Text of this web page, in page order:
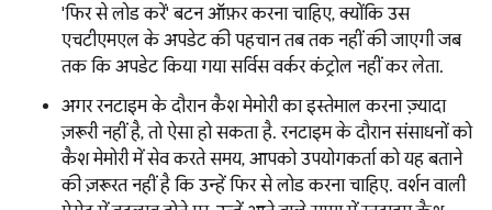
'फिर से लोड करें' बटन ऑफ़र करना चाहिए, क्योंकि उस
एचटीएमएल के अपडेट की पहचान तब तक नहीं की जाएगी जब
तक कि अपडेट किया गया सर्विस वर्कर कंट्रोल नहीं कर लेता.
अगर रनटाइम के दौरान कैश मेमोरी का इस्तेमाल करना ज़्यादा
ज़रूरी नहीं है, तो ऐसा हो सकता है. रनटाइम के दौरान संसाधनों को
कैश मेमोरी में सेव करते समय, आपको उपयोगकर्ता को यह बताने
की ज़रूरत नहीं है कि उन्हें फिर से लोड करना चाहिए. वर्शन वाली